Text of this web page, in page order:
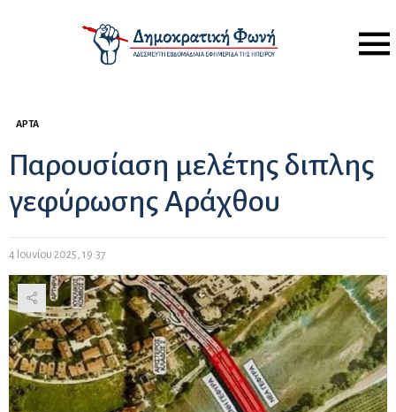
Menu
ΆΡΤΑ
Παρουσίαση μελέτης διπλης
γεφύρωσης Αράχθου
4 Ιουνίου 2025, 19:37